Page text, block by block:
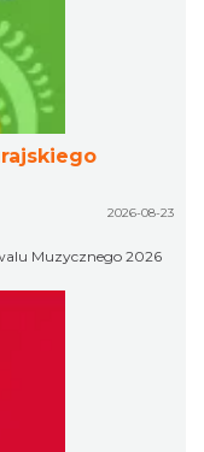
2026-08-23
Muzycznego 2026